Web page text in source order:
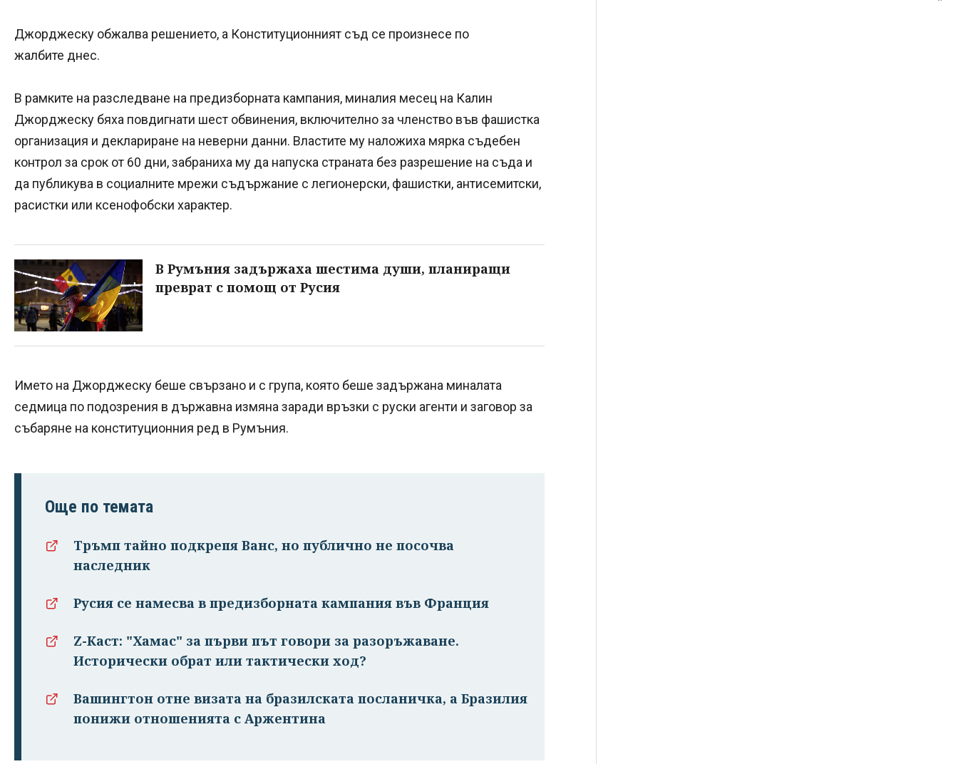
Джорджеску обжалва решението, а Конституционният съд се произнесе по
жалбите днес.
В рамките на разследване на предизборната кампания, миналия месец на Калин
Джорджеску бяха повдигнати шест обвинения, включително за членство във фашистка
организация и деклариране на неверни данни. Властите му наложиха мярка съдебен
контрол за срок от 60 дни, забраниха му да напуска страната без разрешение на съда и
да публикува в социалните мрежи съдържание с легионерски, фашистки, антисемитски,
расистки или ксенофобски характер.
В Румъния задържаха шестима души, планиращи
преврат с помощ от Русия
Името на Джорджеску беше свързано и с група, която беше задържана миналата
седмица по подозрения в държавна измяна заради връзки с руски агенти и заговор за
събаряне на конституционния ред в Румъния.
Още по темата
Тръмп тайно подкрепя Ванс, но публично не посочва
наследник
Русия се намесва в предизборната кампания във Франция
Z-Каст: "Хамас" за първи път говори за разоръжаване.
Исторически обрат или тактически ход?
Вашингтон отне визата на бразилската посланичка, а Бразилия
понижи отношенията с Аржентина